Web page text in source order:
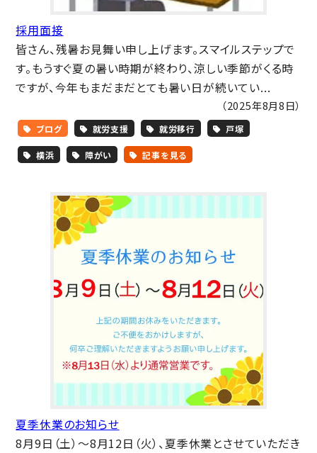
採用面接
皆さん、残暑お見舞い申し上げます。スマイルステップで
す。もうすぐ夏の暑い時期が終わり、涼しい季節がくる時
ですが、今年もまだまだとても暑い日が続いてい...
（2025年8月8日）
ブログ 就労支援 就労移行 戸塚
横浜 障がい 記事を見る
夏季休業のお知らせ
8月9日（土）～8月12日（火）、夏季休業とさせていただき